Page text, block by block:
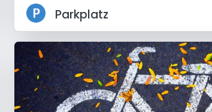
Parkplatz